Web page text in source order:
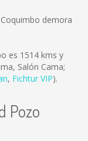
demora
es 1514 kms y
Salón Cama;
, Fichtur VIP).
Pozo